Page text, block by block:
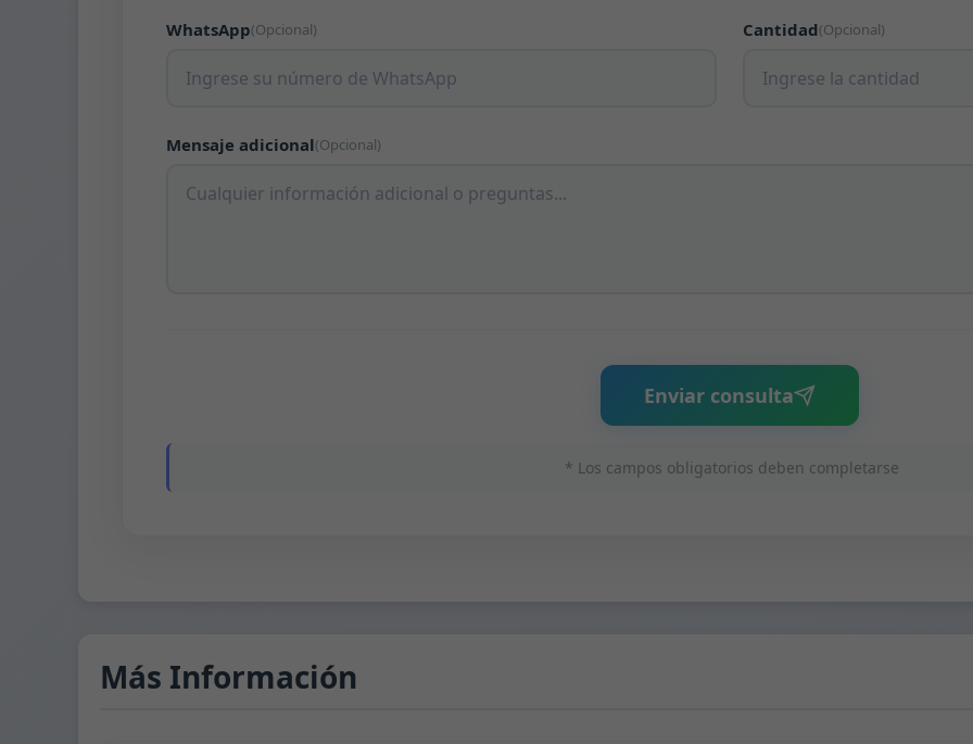
WhatsApp(Opcional) Cantidad(Opcional)
Mensaje adicional(Opcional)
Enviar consulta
* Los campos obligatorios deben completarse
Más Información